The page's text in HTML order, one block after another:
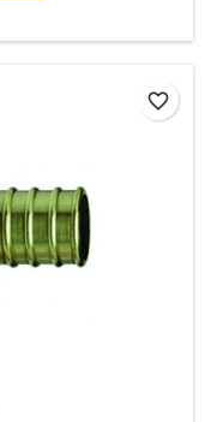
favorite_border